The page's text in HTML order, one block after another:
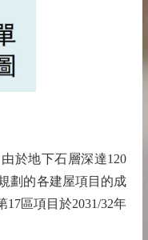
於地下石層深達120
劃的各建屋項目的成
區項目於2031/32年